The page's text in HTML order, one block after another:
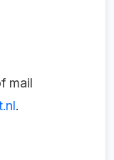
mail
.